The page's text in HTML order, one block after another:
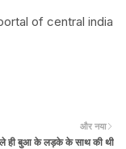
of central india
और नया
ही बुआ के लड़के के साथ की थी